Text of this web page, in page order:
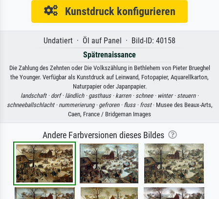
Kunstdruck konfigurieren
Undatiert · Öl auf Panel · Bild-ID: 40158
Spätrenaissance
Die Zahlung des Zehnten oder Die Volkszählung in Bethlehem von Pieter Brueghel
the Younger. Verfügbar als Kunstdruck auf Leinwand, Fotopapier, Aquarellkarton,
Naturpapier oder Japanpapier.
landschaft · dorf · ländlich · gasthaus · karren · schnee · winter · steuern ·
schneeballschlacht · nummerierung · gefroren · fluss · frost· Musee des Beaux-Arts,
Caen, France / Bridgeman Images
Andere Farbversionen dieses Bildes